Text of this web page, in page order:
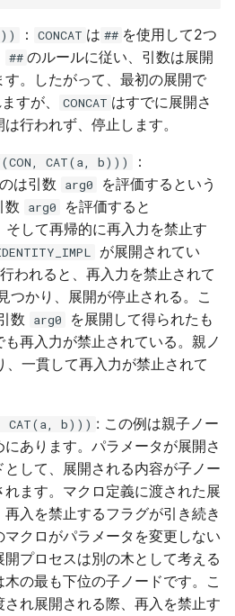
： CONCAT は ## を使用して2つ
## のルールに従い、引数は展開
。したがって、最初の展開で
すが、 CONCAT はすでに展開さ
行われず、停止します。
CAT(a, b))) ：
は引数 arg0
を評価するという
数
arg0 を評価すると
そして再帰的に再入力を禁止す
が展開されてい
われると、再入力を禁止されて
つかり、展開が停止される。こ
数 arg0
を展開して得られたも
再入力が禁止されている。親ノ
、一貫して再入力が禁止されて
CAT(a, b))) : この例は親子ノー
にあります。パラメータが展開さ
して、展開される内容が子ノー
れます。マクロ定義に渡された展
入を禁止するフラグが引き続き
クロがパラメータを変更しない
プロセスは別の木として考える
の最も下位の子ノードです。こ
れ展開される際、再入を禁止す